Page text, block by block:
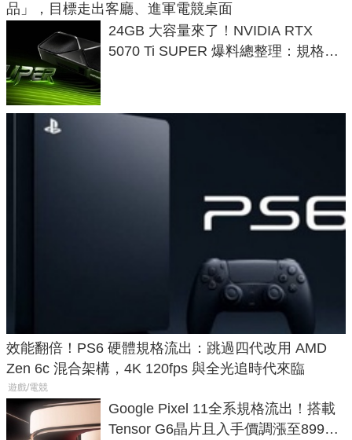
品」，目標走出客廳、進軍電競桌面
24GB 大容量來了！NVIDIA RTX
5070 Ti SUPER 爆料總整理：規格、
效能翻倍！PS6 硬體規格流出：跳過四代改用 AMD
Zen 6c 混合架構，4K 120fps 與全光追時代來臨
遊戲/電競
Google Pixel 11全系規格流出！搭載
Tensor G6晶片且入手價調漲至899美